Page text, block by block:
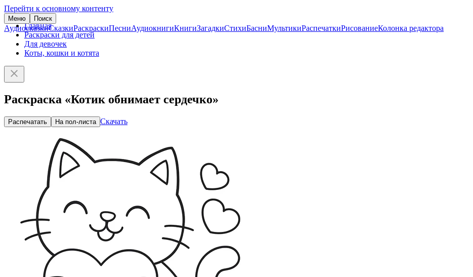
Перейти к основному контенту
Меню Поиск
АудиосказкиСказкиРаскраскиПесниАудиокнигиКнигиЗагадкиСтихиБасниМультикиРаспечаткиРисованиеКолонка редактора
Главная
Раскраски для детей
Для девочек
Коты, кошки и котята
Раскраска «Котик обнимает сердечко»
Распечатать На пол-листа Скачать